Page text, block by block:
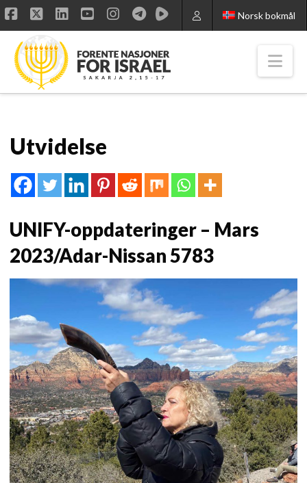
Norsk bokmål
Facebook
X LinkedIn
YouTube
Instagram
Utvidelse
UNIFY-oppdateringer – Mars
2023/Adar-Nissan 5783